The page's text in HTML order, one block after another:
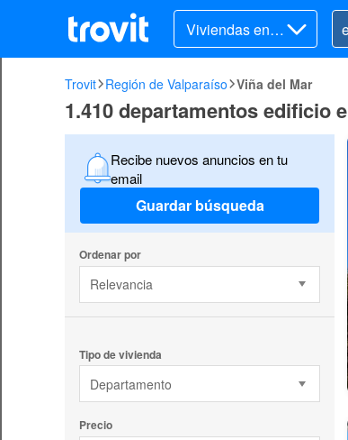
Viviendas en v
enta
Trovit Región de Valparaíso Viña del Mar
1.410 departamentos edificio
Recibe nuevos anuncios en tu
email
Guardar búsqueda
Ordenar por
Relevancia
Tipo de vivienda
Departamento
Precio